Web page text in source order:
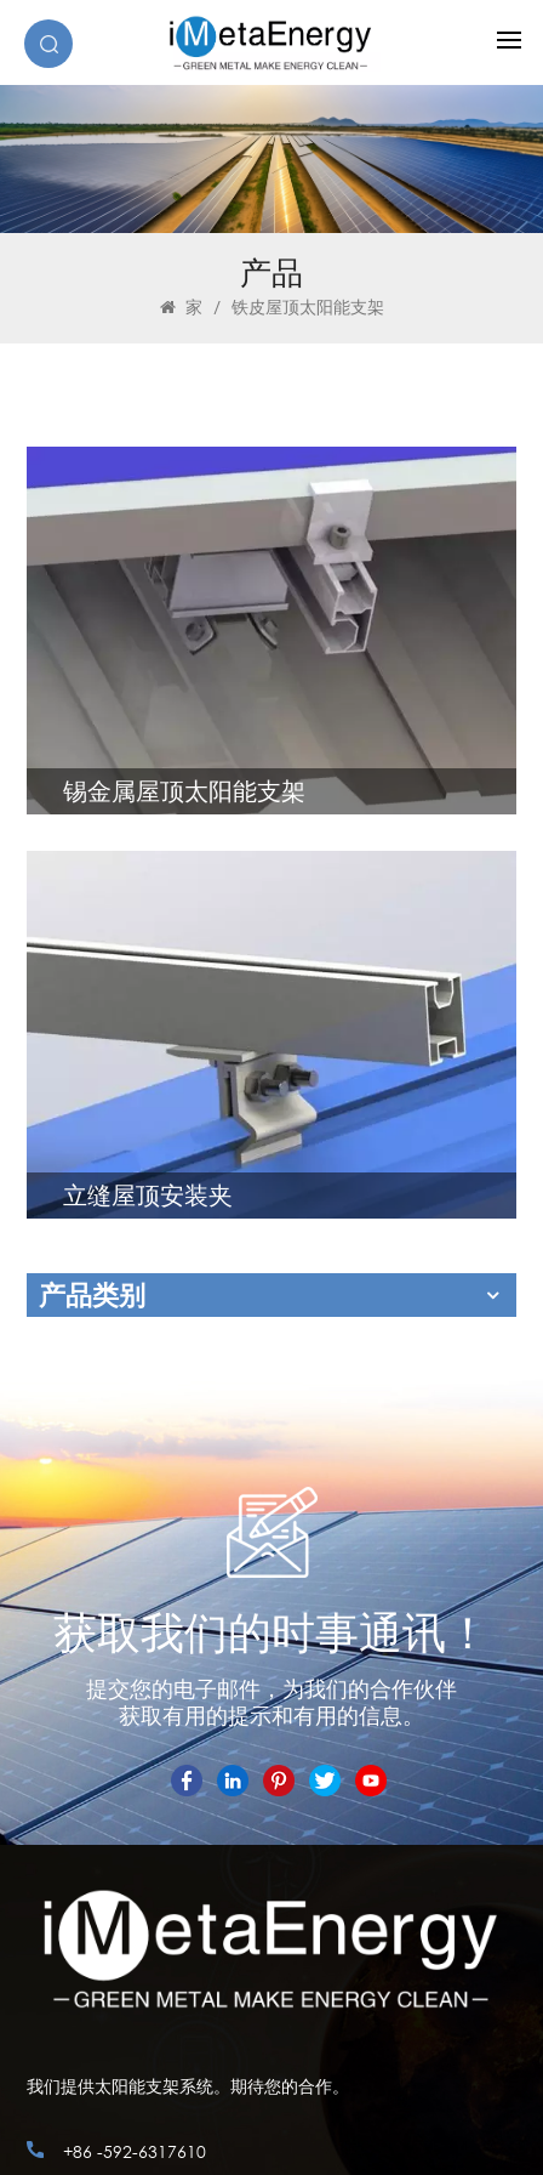
产品
家 / 铁皮屋顶太阳能支架
锡金属屋顶太阳能支架
立缝屋顶安装夹
产品类别
获取我们的时事通讯！
提交您的电子邮件，为我们的合作伙伴
获取有用的提示和有用的信息。
我们提供太阳能支架系统。期待您的合作。
+86 -592-6317610